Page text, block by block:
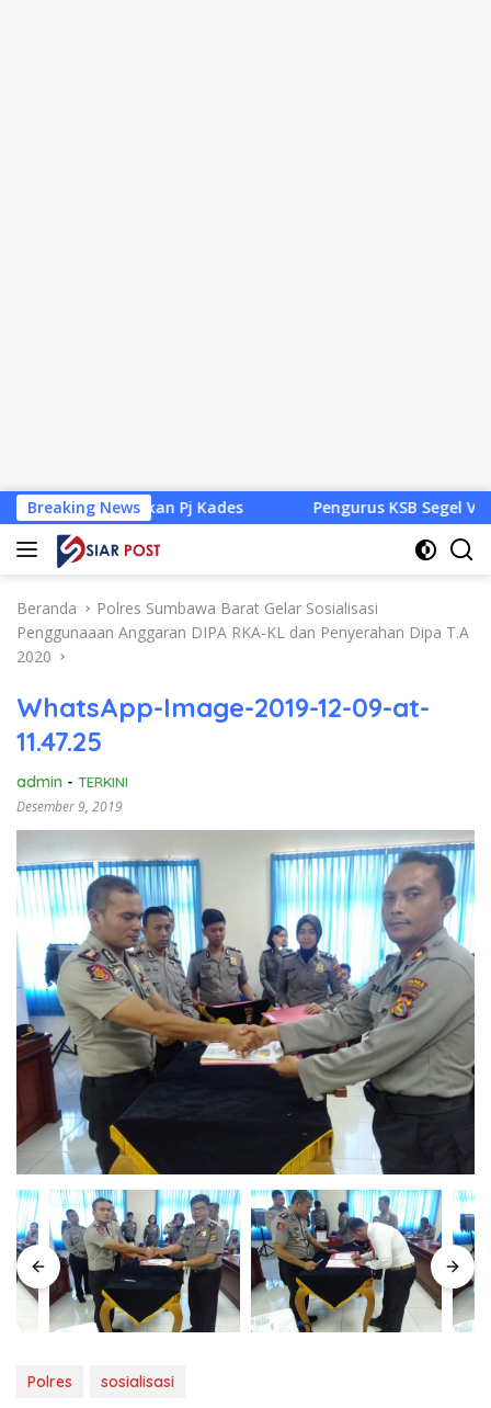
Langsung
ke
konten
Breaking News
Pj Kades Pengurus KSB Segel Venue Panjat
Beranda
Polres Sumbawa Barat Gelar Sosialisasi
Penggunaaan Anggaran DIPA RKA-KL dan Penyerahan Dipa T.A
2020
WhatsApp-Image-2019-12-09-at-
11.47.25
admin - TERKINI
Desember 9, 2019
Polres sosialisasi